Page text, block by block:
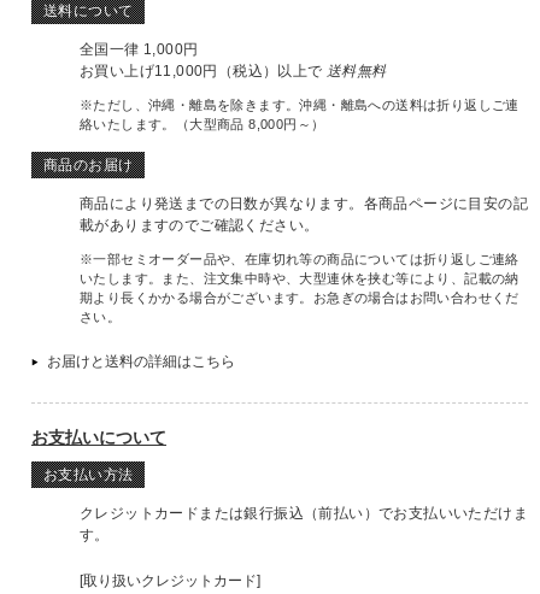
送料について
全国一律 1,000円
お買い上げ11,000円（税込）以上で 送料無料
※ただし、沖縄・離島を除きます。沖縄・離島への送料は折り返しご連
絡いたします。（大型商品 8,000円～）
商品のお届け
商品により発送までの日数が異なります。各商品ページに目安の記
載がありますのでご確認ください。
※一部セミオーダー品や、在庫切れ等の商品については折り返しご連絡
いたします。また、注文集中時や、大型連休を挟む等により、記載の納
期より長くかかる場合がございます。お急ぎの場合はお問い合わせくだ
さい。
お届けと送料の詳細はこちら
お支払いについて
お支払い方法
クレジットカードまたは銀行振込（前払い）でお支払いいただけま
す。
[取り扱いクレジットカード]